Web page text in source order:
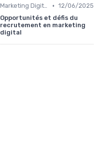
Marketing Digital et SEO • 12/06/2025
Opportunités et défis du
recrutement en marketing
digital